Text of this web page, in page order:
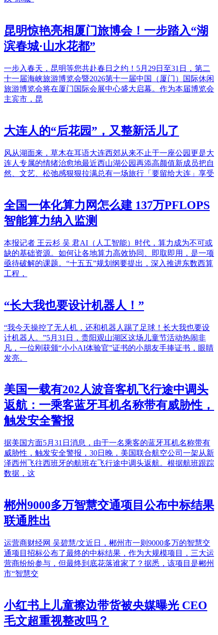
昆明惊艳亮相厦门旅博会！一步踏入“湖
滨春城·山水花都”
一步入春天，昆明等您共赴春日之约！5月29日至31日，第二
十一届海峡旅游博览会暨2026第十一届中国（厦门）国际休闲
旅游博览会将在厦门国际会展中心盛大启幕。作为本届博览会
主宾市，昆
大连人的“后花园”，又整新活儿了
风从湖面来，草木在耳语大连西郊从来不止于一座公园更是大
连人专属的情绪治愈地最近西山湖公园再添高颜值新成员把自
然、文艺、松弛感狠狠拉满总有一场旅行「要留给大连」享受
全国一体化算力网怎么建 137万PFLOPS
智能算力纳入监测
本报记者 王云杉 吴 君AI（人工智能）时代，算力成为不可或
缺的基础资源。如何让各地算力高效协同、即取即用，是一项
亟待破解的课题。“十五五”规划纲要提出，深入推进东数西算
工程，
“长大我也要设计机器人！”
“我今天操控了无人机，还和机器人踢了足球！长大我也要设
计机器人。”5月31日，贵阳观山湖区这场儿童节活动热闹非
凡，一位刚获颁“小小AI体验官”证书的小朋友手捧证书，眼睛
发亮。
美国一载有202人波音客机飞行途中调头
返航：一乘客蓝牙耳机名称带有威胁性，
触发安全警报
据美国方面5月31日消息，由于一名乘客的蓝牙耳机名称带有
威胁性，触发安全警报，30日晚，美国联合航空公司一架从新
泽西州飞往西班牙的航班在飞行途中调头返航。根据航班跟踪
数据，这
郴州9000多万智慧交通项目公布中标结果
联通胜出
运营商财经网 吴碧慧/文近日，郴州市一则9000多万的智慧交
通项目招标公布了最终的中标结果，作为大规模项目，三大运
营商纷纷参与，但最终到底花落谁家了？据悉，该项目是郴州
市“智慧交
小红书上儿童擦边带货被央媒曝光 CEO
毛文超重视整改吗？